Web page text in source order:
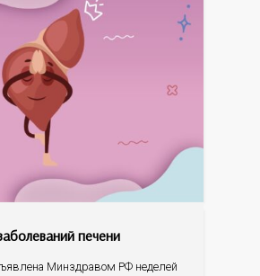
печени
Минздравом РФ неделей